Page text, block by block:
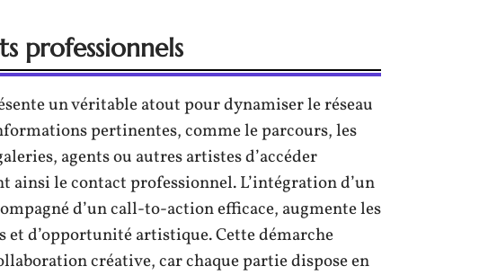
professionnels
un véritable atout pour dynamiser le réseau
pertinentes, comme le parcours, les
agents ou autres artistes d’accéder
le contact professionnel. L’intégration d’un
d’un call-to-action efficace, augmente les
et d’opportunité artistique. Cette démarche
créative, car chaque partie dispose en